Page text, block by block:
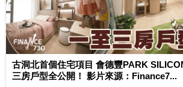
古洞北首個住宅項目 會德豐PARK
三房戶型全公開！ 影片來源：Finance7...